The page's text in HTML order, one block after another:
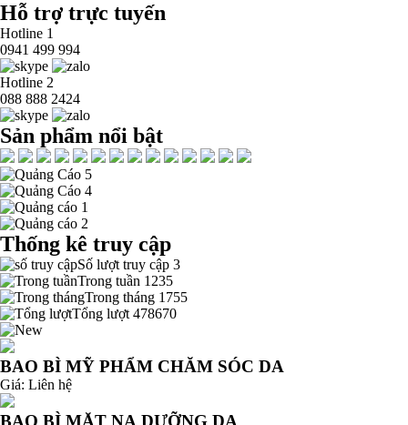
Hỗ trợ trực tuyến
Hotline 1
0941 499 994
Hotline 2
088 888 2424
Sản phẩm nổi bật
Thống kê truy cập
Số lượt truy cập 3
Trong tuần 1235
Trong tháng 1755
Tổng lượt 478670
BAO BÌ MỸ PHẨM CHĂM SÓC DA
Giá: Liên hệ
BAO BÌ MẶT NẠ DƯỠNG DA